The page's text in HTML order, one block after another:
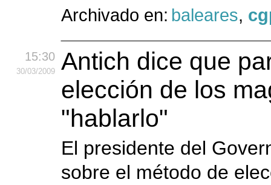
Archivado en: baleares,
15:30
30/03/2009
Antich dice que
elección de los
"hablarlo"
El presidente del
sobre el método de